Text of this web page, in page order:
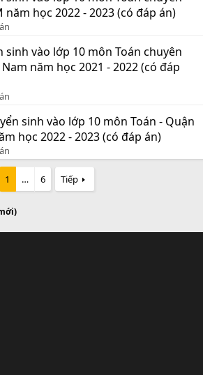
năm học 2022 - 2023 (có đáp án)
vào lớp 10 môn Toán chuyên
năm học 2021 - 2022 (có đáp
sinh vào lớp 10 môn Toán - Quận
học 2022 - 2023 (có đáp án)
1 … 6 Tiếp